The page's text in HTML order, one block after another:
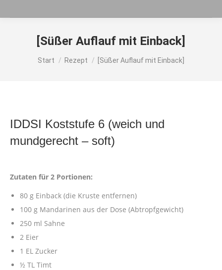
[Süßer Auflauf mit Einback]
Sie befinden sich hier:
Start Rezept [Süßer Auflauf mit Einback]
IDDSI Koststufe 6 (weich und
mundgerecht – soft)
Zutaten für 2 Portionen:
80 g Einback (die Kruste entfernen)
100 g Mandarinen aus der Dose (Abtropfgewicht)
250 ml Sahne
2 Eier
1 EL Zucker
½ TL Timt